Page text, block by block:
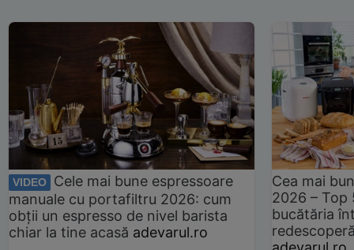
VIDEO
Cele mai bune espressoare
manuale cu portafiltru 2026: cum
obții un espresso de nivel barista
chiar la tine acasă adevarul.ro
Cea mai
2026 –
bucătăria